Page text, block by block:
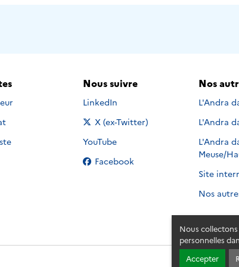
Nous
personnelles
Accepter
Nous suivre
Nous suivre sur
LinkedIn
Nous suivre sur
X (ex-Twitter)
Nous suivre sur
YouTube
Nous suivre sur
Facebook
Nos
L'Andra
L'Andra
L'Andra
Meuse/
Site
Nos